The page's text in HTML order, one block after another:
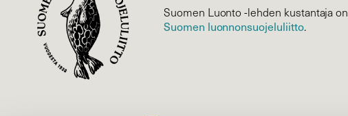
Suomen Luonto -lehden kustantaja on
Suomen luonnonsuojelu­liitto.